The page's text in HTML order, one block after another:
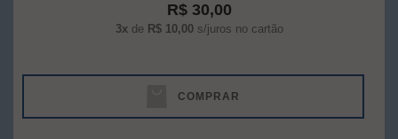
R$ 30,00
3xde R$ 10,00s/juros no cartão
COMPRAR